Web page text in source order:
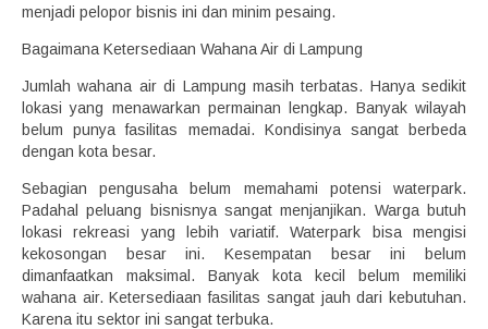
menjadi pelopor bisnis ini dan minim pesaing.
Bagaimana Ketersediaan Wahana Air di Lampung
Jumlah wahana air di Lampung masih terbatas. Hanya sedikit
lokasi yang menawarkan permainan lengkap. Banyak wilayah
belum punya fasilitas memadai. Kondisinya sangat berbeda
dengan kota besar.
Sebagian pengusaha belum memahami potensi waterpark.
Padahal peluang bisnisnya sangat menjanjikan. Warga butuh
lokasi rekreasi yang lebih variatif. Waterpark bisa mengisi
kekosongan besar ini. Kesempatan besar ini belum
dimanfaatkan maksimal. Banyak kota kecil belum memiliki
wahana air. Ketersediaan fasilitas sangat jauh dari kebutuhan.
Karena itu sektor ini sangat terbuka.